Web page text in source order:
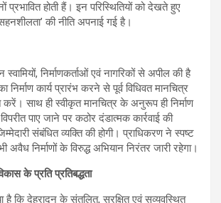
प्रभावित होती हैं। इन परिस्थितियों को देखते हुए
सहनशीलता’ की नीति अपनाई गई है।
निर्माणकर्ताओं एवं नागरिकों से अपील की है
निर्माण कार्य प्रारंभ करने से पूर्व विधिवत मानचित्र
करें। साथ ही स्वीकृत मानचित्र के अनुरूप ही निर्माण
पाए जाने पर कठोर दंडात्मक कार्रवाई की
संबंधित व्यक्ति की होगी। प्राधिकरण ने स्पष्ट
अवैध निर्माणों के विरुद्ध अभियान निरंतर जारी रहेगा।
के प्रति प्रतिबद्धता
है कि देहरादून के संतुलित, सुरक्षित एवं सुव्यवस्थित